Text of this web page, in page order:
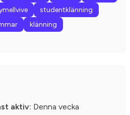
studentklänning
klänning
aktiv: Denna vecka